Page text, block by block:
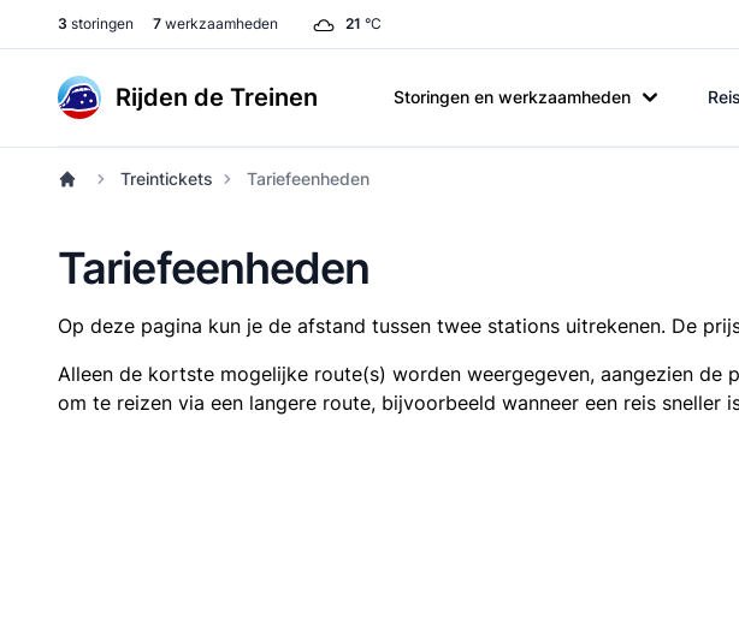
3 storingen 7 werkzaamheden 21 °C
Rijden de Treinen Storingen en werkzaamheden
Treintickets Tariefeenheden
Tariefeenheden
Op deze pagina kun je de afstand tussen twee stations uitrekenen. De
Alleen de kortste mogelijke route(s) worden weergegeven, aangezien
om te reizen via een langere route, bijvoorbeeld wanneer een reis